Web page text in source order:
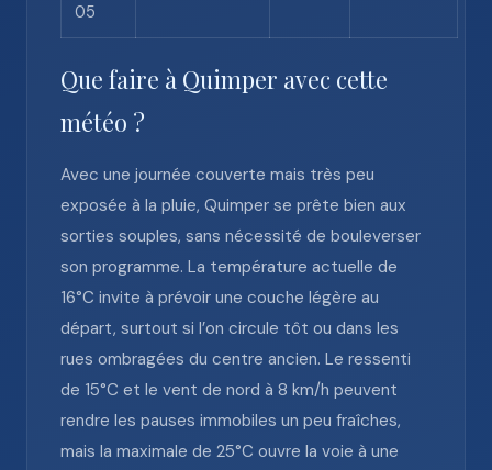
05
Que faire à Quimper avec cette
météo ?
Avec une journée couverte mais très peu
exposée à la pluie, Quimper se prête bien aux
sorties souples, sans nécessité de bouleverser
son programme. La température actuelle de
16°C invite à prévoir une couche légère au
départ, surtout si l’on circule tôt ou dans les
rues ombragées du centre ancien. Le ressenti
de 15°C et le vent de nord à 8 km/h peuvent
rendre les pauses immobiles un peu fraîches,
mais la maximale de 25°C ouvre la voie à une